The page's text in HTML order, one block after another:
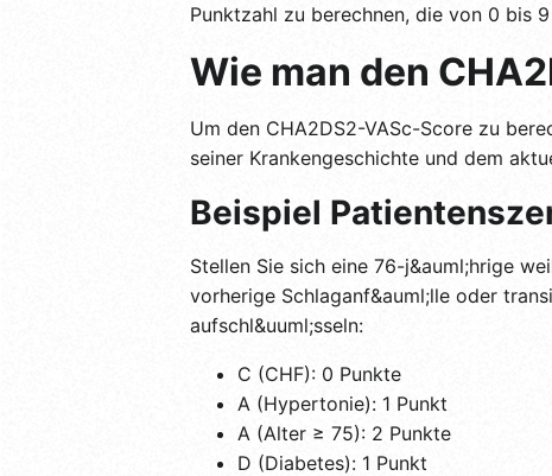
Punktzahl zu berechnen, die von 0 bis
Wie man den
Um den CHA2DS2-VASc-Score zu
seiner Krankengeschichte und dem
Beispiel
Stellen Sie sich eine 76-j&auml;hrige
vorherige Schlaganf&auml;lle oder
aufschl&uuml;sseln:
C (CHF): 0 Punkte
A (Hypertonie): 1 Punkt
A (Alter ≥ 75): 2 Punkte
D (Diabetes): 1 Punkt